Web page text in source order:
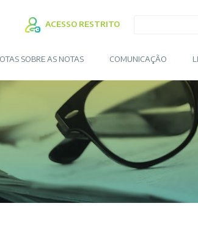
ACESSO RESTRITO
SOBRE AS NOTAS COMUNICAÇÃO